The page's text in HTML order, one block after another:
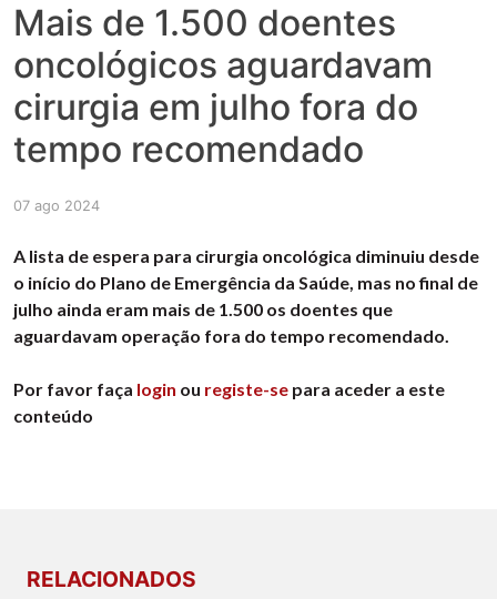
Mais de 1.500 doentes
oncológicos aguardavam
cirurgia em julho fora do
tempo recomendado
07 ago 2024
A lista de espera para cirurgia oncológica diminuiu desde
o início do Plano de Emergência da Saúde, mas no final de
julho ainda eram mais de 1.500 os doentes que
aguardavam operação fora do tempo recomendado.
Por favor faça login ou registe-se para aceder a este
conteúdo
RELACIONADOS